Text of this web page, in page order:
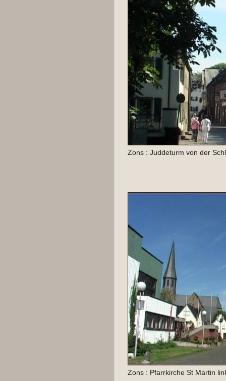
Zons : Juddeturm von der
Zons : Pfarrkirche St Martin